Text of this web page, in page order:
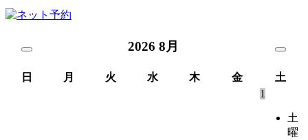
2026 8月
日 月 火 水 木 金
土
1
土
曜